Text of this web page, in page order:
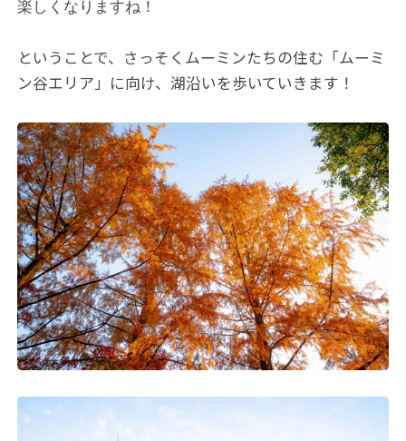
楽しくなりますね！
ということで、さっそくムーミンたちの住む「ムーミ
ン谷エリア」に向け、湖沿いを歩いていきます！